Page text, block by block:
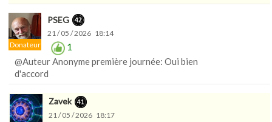
Donateur
PSEG
21 / 05 / 2026 18:14
1
@Auteur Anonyme première journée: Oui bien
d'accord
Zavek
21 / 05 / 2026 18:17